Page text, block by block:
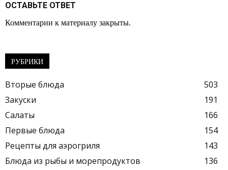
ОСТАВЬТЕ ОТВЕТ
Комментарии к материалу закрыты.
РУБРИКИ
Вторые блюда
503
Закуски
191
Салаты
166
Первые блюда
154
Рецепты для аэрогриля
143
Блюда из рыбы и морепродуктов
136